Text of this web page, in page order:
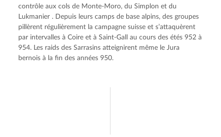
contrôle aux cols de Monte-Moro, du Simplon et du
Lukmanier . Depuis leurs camps de base alpins, des groupes
pillèrent régulièrement la campagne suisse et s’attaquèrent
par intervalles à Coire et à Saint-Gall au cours des étés 952 à
954. Les raids des Sarrasins atteignirent même le Jura
bernois à la fin des années 950.